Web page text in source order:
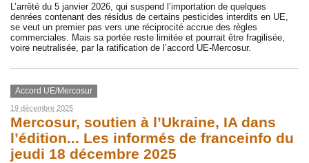
L’arrêté du 5 janvier 2026, qui suspend l’importation de quelques
denrées contenant des résidus de certains pesticides interdits en UE,
se veut un premier pas vers une réciprocité accrue des règles
commerciales. Mais sa portée reste limitée et pourrait être fragilisée,
voire neutralisée, par la ratification de l’accord UE-Mercosur.
Accord UE/Mercosur
19 décembre 2025
Mercosur, soutien à l’Ukraine, IA dans
l’édition... Les informés de franceinfo du
jeudi 18 décembre 2025